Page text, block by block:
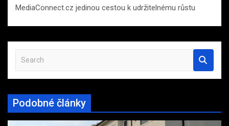
MediaConnect.cz jedinou cestou k udržitelnému růstu
a
r
c
h
Podobné články